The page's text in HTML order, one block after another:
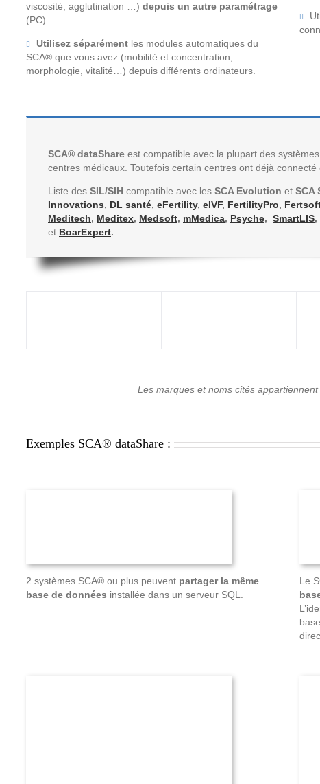
viscosité, agglutination …) depuis un autre paramétrage
(PC).
Utilisez séparément les modules automatiques du
SCA® que vous avez (mobilité et concentration,
morphologie, vitalité…) depuis différents ordinateurs.
SCA® dataShare est compatible avec la plupart des
centres médicaux . Toutefois certain centres ont déjà
Liste des SIL/SIH compatible avec les SCA Evolution et SCA
Innovations, DL santé, eFertility, eIVF, FertilityPro,
Meditech, Meditex, Medsoft, mMedica, Psyche, SmartLIS,
et BoarExpert.
Les marques et noms cités
Exemples SCA® dataShare :
2 systèmes SCA® ou plus peuvent partager la même
base de données installée dans un serveur SQL.
Le